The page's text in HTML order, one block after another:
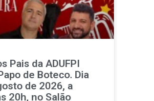
Pais da ADUFPI
de Boteco. Dia
de 2026, a
20h, no Salão